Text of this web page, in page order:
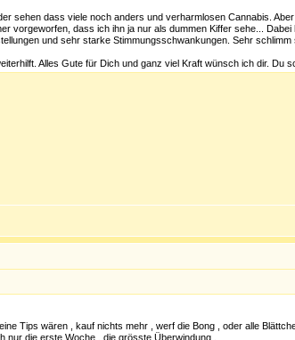
sehen dass viele noch anders und verharmlosen Cannabis.
vorgeworfen, dass ich ihn ja nur als dummen Kiffer sehe...
und sehr starke Stimmungsschwankungen. Sehr
Alles Gute für Dich und ganz viel Kraft wünsch ich dir. Du
Tips wären , kauf nichts mehr , werf die Bong , oder alle
die erste Woche , die grösste Überwindung .